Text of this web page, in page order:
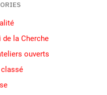
de la Cherche
ouverts